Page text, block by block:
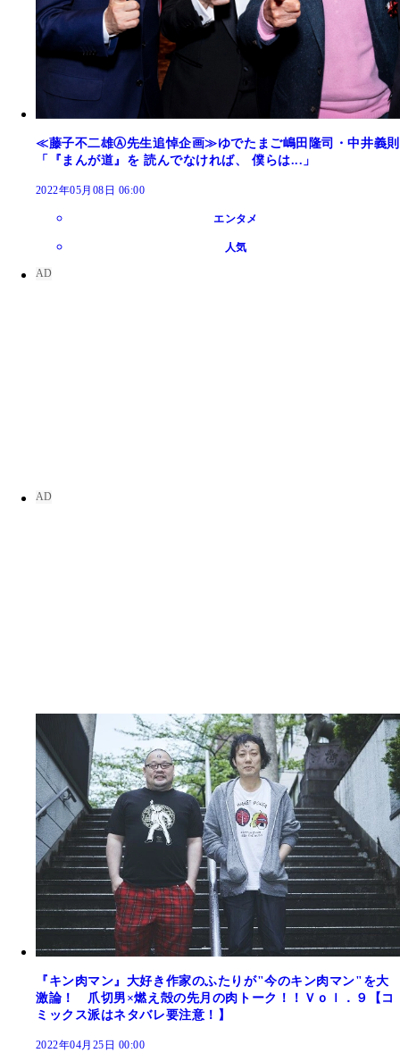
≪藤子不二雄Ⓐ先生追悼企画≫ゆでたまご嶋田隆司・中井義則
「『まんが道』を 読んでなければ、 僕らは...」
2022年05月08日 06:00
エンタメ
人気
『キン肉マン』大好き作家のふたりが"今のキン肉マン"を大
激論！ 爪切男×燃え殻の先月の肉トーク！！Ｖｏｌ．９【コ
ミックス派はネタバレ要注意！】
2022年04月25日 00:00